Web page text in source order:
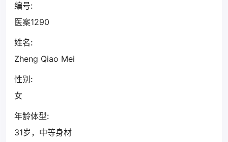
编号:
医案1290
姓名:
Zheng Qiao Mei
性别:
女
年龄体型:
31岁，中等身材